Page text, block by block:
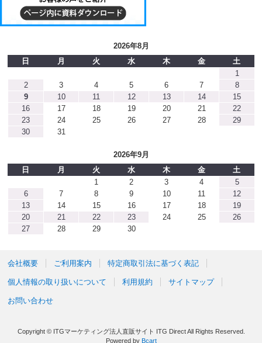
2026年8月
日
月 火 水 木 金
土
1
2
3 4 5 6 7
8
9
10 11 12 13 14
15
16
17 18 19 20 21
22
23
24 25 26 27 28
29
30
31
2026年9月
日
月 火 水 木 金
土
1
2 3 4
5
6
7 8 9 10 11
12
13
14 15 16 17 18
19
20
21 22 23 24 25
26
27
28 29 30
会社概要 ご利用案内 特定商取引法に基づく表記
個人情報の取り扱いについて 利用規約 サイトマップ
お問い合わせ
Copyright © ITGマーケティング法人直販サイト ITG Direct All Rights Reserved.
Powered by Bcart